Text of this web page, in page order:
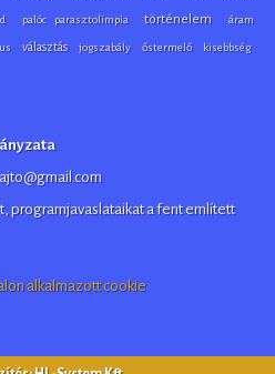
palóc parasztolimpia történelem áram
választás jogszabály őstermelő kisebbség
programjavaslataikat a fent említett
alkalmazott cookie